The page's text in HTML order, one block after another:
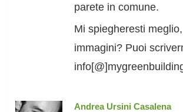
parete in comune.
Mi spiegheresti
immagini? Puoi
Andrea Ursini Casalena